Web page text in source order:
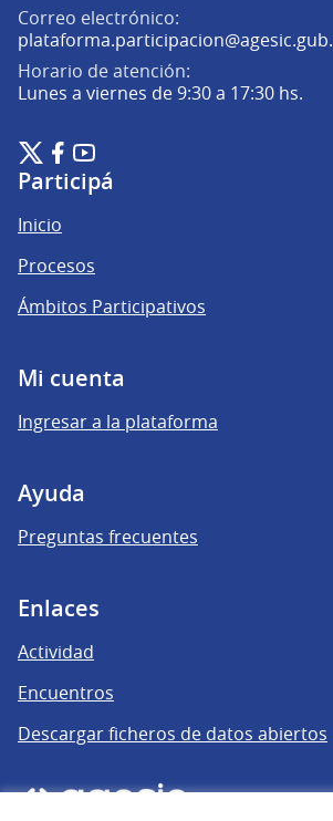
Correo electrónico:
Horario de atención:
Lunes a viernes de 9:30 a 17:30 hs.
Plataforma de Participación Ciudadana
(Enlace externo)
Plataforma de Participación
(Enlace externo)
Plataforma de Participación
(Enlace externo)
Participá
Inicio
Procesos
Ámbitos Participativos
Mi cuenta
Ingresar a la plataforma
Ayuda
Preguntas frecuentes
Enlaces
Actividad
Encuentros
Descargar ficheros de datos abiertos